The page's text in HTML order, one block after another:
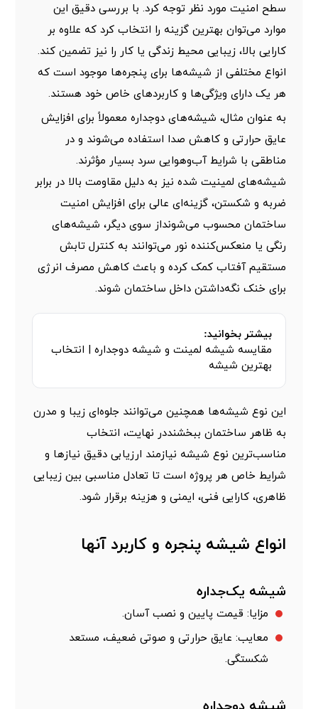
سطح امنیت مورد نظر توجه کرد. با بررسی دقیق این
موارد می‌توان بهترین گزینه را انتخاب کرد که علاوه بر
کارایی بالا، زیبایی محیط زندگی یا کار را نیز تضمین کند.
انواع مختلفی از شیشه‌ها برای پنجره‌ها موجود است که
هر یک دارای ویژگی‌ها و کاربردهای خاص خود هستند.
به عنوان مثال، شیشه‌های دوجداره معمولاً برای افزایش
عایق حرارتی و کاهش صدا استفاده می‌شوند و در
مناطقی با شرایط آب‌وهوایی سرد بسیار مؤثرند.
شیشه‌های لمینیت شده نیز به دلیل مقاومت بالا در برابر
ضربه و شکستن، گزینه‌ای عالی برای افزایش امنیت
ساختمان محسوب می‌شونداز سوی دیگر، شیشه‌های
رنگی یا منعکس‌کننده نور می‌توانند به کنترل تابش
مستقیم آفتاب کمک کرده و باعث کاهش مصرف انرژی
برای خنک نگه‌داشتن داخل ساختمان شوند.
بیشتر بخوانید:
مقایسه شیشه لمینت و شیشه دوجداره | انتخاب
بهترین شیشه
این نوع شیشه‌ها همچنین می‌توانند جلوه‌ای زیبا و مدرن
به ظاهر ساختمان ببخشنددر نهایت، انتخاب
مناسب‌ترین نوع شیشه نیازمند ارزیابی دقیق نیازها و
شرایط خاص هر پروژه است تا تعادل مناسبی بین زیبایی
ظاهری، کارایی فنی، ایمنی و هزینه برقرار شود.
انواع شیشه‌ پنجره و کاربرد آنها
شیشه یک‌جداره
مزایا: قیمت پایین و نصب آسان.
معایب: عایق حرارتی و صوتی ضعیف، مستعد
شکستگی.